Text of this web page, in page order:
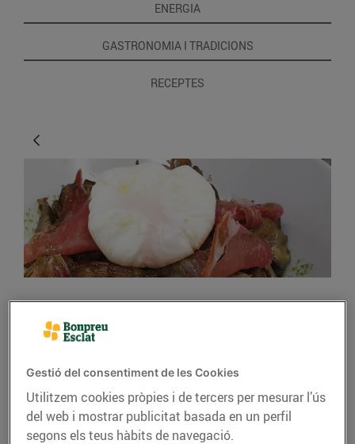
ENERGIA
GASTRONOMIA I TRADICIONS
RECEPTES
RECEPTES
AMB OU ESCUMAT I
PERNIL
08/d’abril/2020
Gestió del consentiment de les Cookies
Utilitzem cookies pròpies i de tercers per mesurar l’ús
del web i mostrar publicitat basada en un perfil
segons els teus hàbits de navegació.